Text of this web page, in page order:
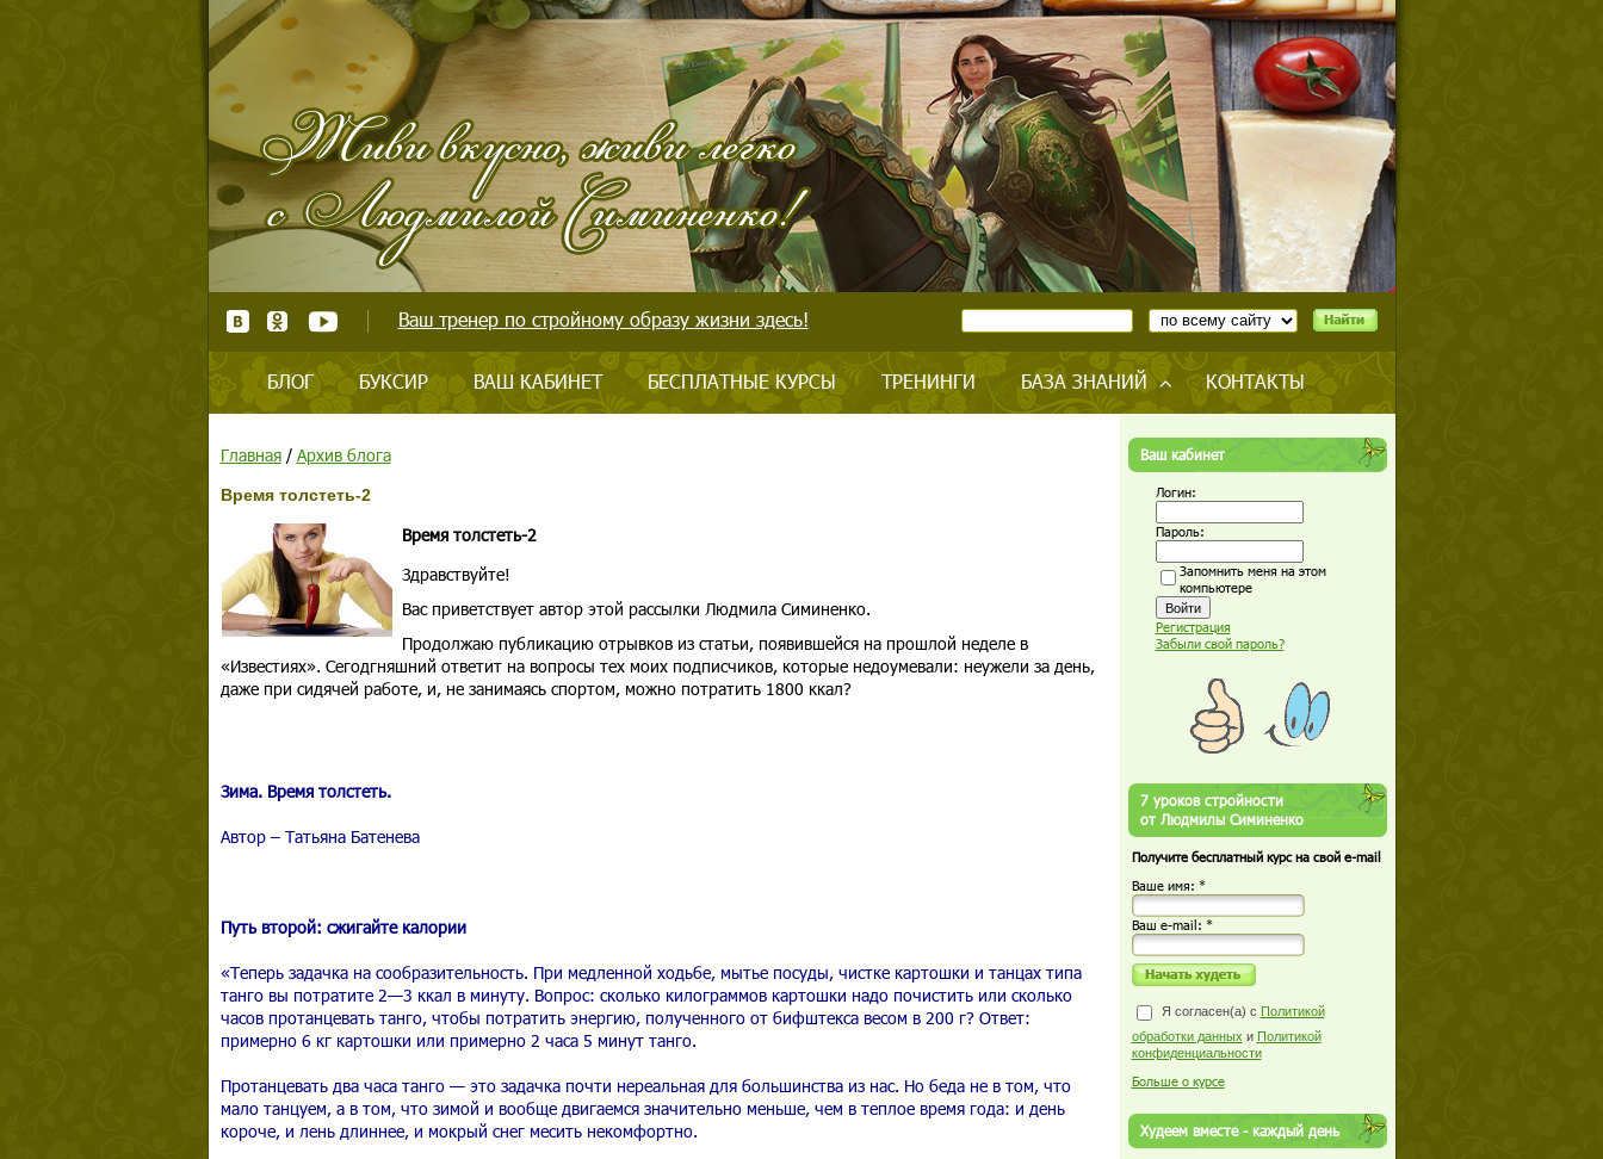
Ваш тренер по стройному образу жизни здесь!
БЛОГ БУКСИР ВАШ КАБИНЕТ БЕСПЛАТНЫЕ КУРСЫ ТРЕНИНГИ БАЗА ЗНАНИЙ КОНТАКТЫ
Главная/ Архив блога
Время толстеть-2
Время толстеть-2
Здравствуйте!
Вас приветствует автор этой рассылки Людмила Симиненко.
Продолжаю публикацию отрывков из статьи, появившейся на прошлой неделе в
«Известиях». Сегодгняшний ответит на вопросы тех моих подписчиков, которые недоумевали: неужели за день,
даже при сидячей работе, и, не занимаясь спортом, можно потратить 1800 ккал?
Зима. Время толстеть.
Автор – Татьяна Батенева
Путь второй: сжигайте калории
«Теперь задачка на сообразительность. При медленной ходьбе, мытье посуды, чистке картошки и танцах типа
танго вы потратите 2—3 ккал в минуту. Вопрос: сколько килограммов картошки надо почистить или сколько
часов протанцевать танго, чтобы потратить энергию, полученного от бифштекса весом в 200 г? Ответ:
примерно 6 кг картошки или примерно 2 часа 5 минут танго.
Протанцевать два часа танго — это задачка почти нереальная для большинства из нас. Но беда не в том, что
мало танцуем, а в том, что зимой и вообще двигаемся значительно меньше, чем в теплое время года: и день
короче, и лень длиннее, и мокрый снег месить некомфортно.
Ваш кабинет
Логин:
Пароль:
Запомнить меня на этом
компьютере
Регистрация
Забыли свой пароль?
7 уроков стройности
от Людмилы Симиненко
Получите бесплатный курс на свой e-mail
Ваше имя: *
Ваш е-mail: *
Я согласен(а) с Политикой
обработки данных и Политикой
конфиденциальности
Больше о курсе
Худеем вместе - каждый день